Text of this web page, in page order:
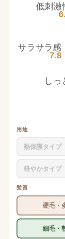
しっ
サラサラ感
7.8
低刺激
用途
熱保護タイプ
軽やかタイプ
髪質
硬毛・
細毛・